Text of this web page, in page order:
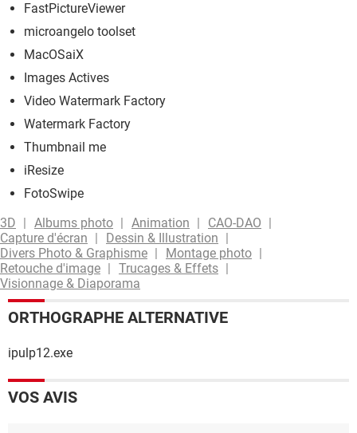
FastPictureViewer
microangelo toolset
MacOSaiX
Images Actives
Video Watermark Factory
Watermark Factory
Thumbnail me
iResize
FotoSwipe
3D
Albums photo Animation
CAO-DAO
Capture d'écran
Dessin & Illustration
Divers Photo & Graphisme
Montage photo
Retouche d'image
Trucages & Effets
Visionnage & Diaporama
ORTHOGRAPHE ALTERNATIVE
ipulp12.exe
VOS AVIS